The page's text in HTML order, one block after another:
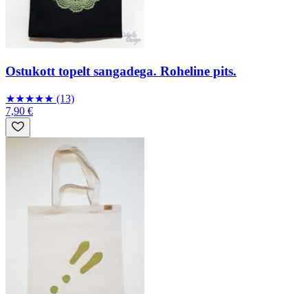
Ostukott topelt sangadega. Roheline pits.
★★★★★ (13)
7,90 €